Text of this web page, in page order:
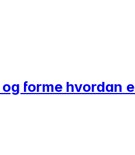
forme hvordan